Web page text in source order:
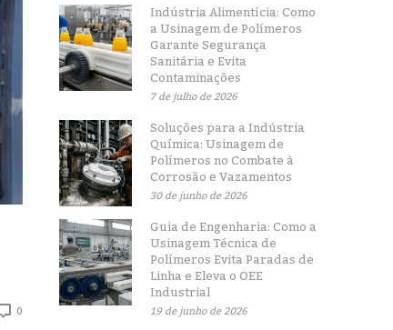
0
Indústria Alimentícia: Como
a Usinagem de Polímeros
Garante Segurança
Sanitária e Evita
Contaminações
7 de julho de 2026
Soluções para a Indústria
Química: Usinagem de
Polímeros no Combate à
Corrosão e Vazamentos
30 de junho de 2026
Guia de Engenharia: Como a
Usinagem Técnica de
Polímeros Evita Paradas de
Linha e Eleva o OEE
Industrial
19 de junho de 2026